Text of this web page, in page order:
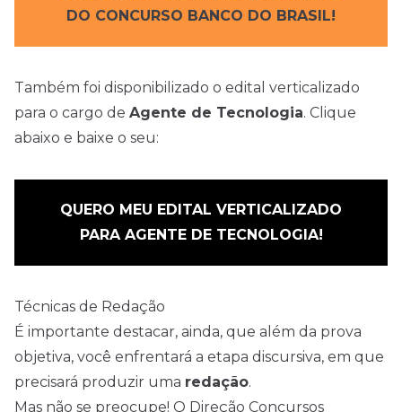
DO CONCURSO BANCO DO BRASIL!
Também foi disponibilizado o edital verticalizado
para o cargo de Agente de Tecnologia. Clique
abaixo e baixe o seu:
QUERO MEU EDITAL VERTICALIZADO
PARA AGENTE DE TECNOLOGIA!
Técnicas de Redação
É importante destacar, ainda, que além da prova
objetiva, você enfrentará a etapa discursiva, em que
precisará produzir uma redação.
Mas não se preocupe! O Direção Concursos